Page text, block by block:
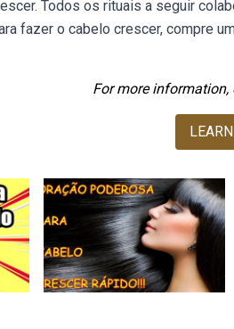
Todos os rituais a seguir
fazer o cabelo crescer, compre
For more